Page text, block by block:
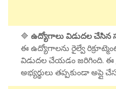
🔷 ఉద్యోగాలు విడుదల చేసిన
ఈ ఉద్యోగాలను రైల్వే
విడుదల చేయడం జరిగింది. ఈ
అభ్యర్థులు తప్పకుండా అప్లై